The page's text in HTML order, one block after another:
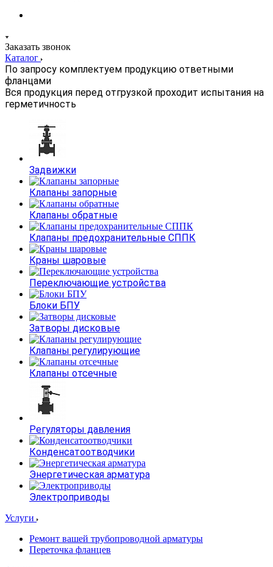
Заказать звонок
Каталог
По запросу комплектуем продукцию ответными
фланцами
Вся продукция перед отгрузкой проходит испытания на
герметичность
Задвижки
Клапаны запорные
Клапаны обратные
Клапаны предохранительные СППК
Краны шаровые
Переключающие устройства
Блоки БПУ
Затворы дисковые
Клапаны регулирующие
Клапаны отсечные
Регуляторы давления
Конденсатоотводчики
Энергетическая арматура
Электроприводы
Услуги
Ремонт вашей трубопроводной арматуры
Переточка фланцев